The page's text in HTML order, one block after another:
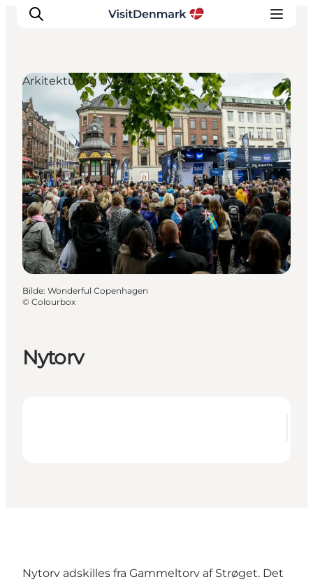
Inspirasjon
Reisemål
Aktiviteter
Overnatting
Planlegg reisen
Nytorv
Arkitektur og byrum
Bilde: Wonderful Copenhagen
© Colourbox
Nytorv adskilles fra Gammeltorv af Strøget. Det